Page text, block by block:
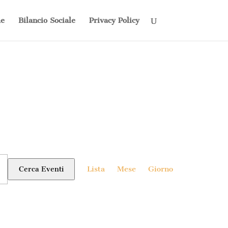
Bilancio Sociale Privacy Policy
Cerca Eventi Viste
Lista Mese Giorno